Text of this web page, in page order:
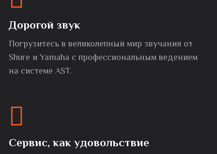
Дорогой звук
Погрузитесь в великолепный мир звучания от
Shure и Yamaha с профессиональным ведением
на системе AST.
Сервис, как удовольствие